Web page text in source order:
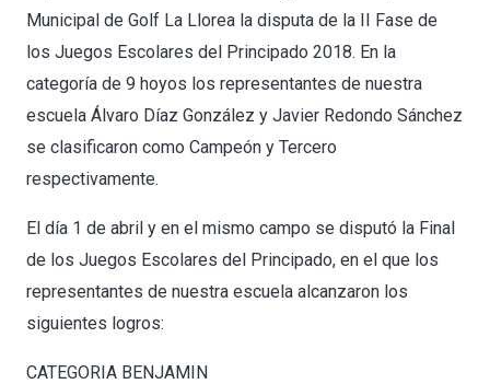
Municipal de Golf La Llorea la disputa de la II Fase de
los Juegos Escolares del Principado 2018. En la
categoría de 9 hoyos los representantes de nuestra
escuela Álvaro Díaz González y Javier Redondo Sánchez
se clasificaron como Campeón y Tercero
respectivamente.
El día 1 de abril y en el mismo campo se disputó la Final
de los Juegos Escolares del Principado, en el que los
representantes de nuestra escuela alcanzaron los
siguientes logros:
CATEGORIA BENJAMIN